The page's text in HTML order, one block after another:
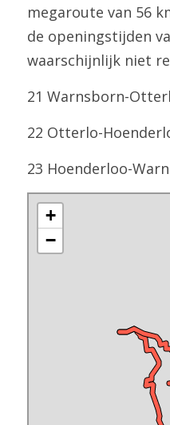
megaroute van 56
de openingstijden
waarschijnlijk niet
21 Warnsborn-
22 Otterlo-
23 Hoenderloo-